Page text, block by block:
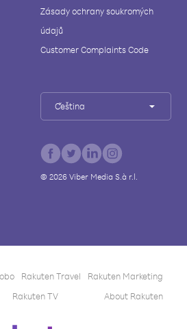
Zásady ochrany soukromých
údajů
Customer Complaints Code
Čeština
© 2026Viber Media S.à r.l.
Rakuten Travel
Rakuten Marketing
Rakuten TV About Rakuten